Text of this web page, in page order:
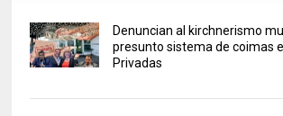
Denuncian al kirchnerismo
presunto sistema de coimas
Privadas